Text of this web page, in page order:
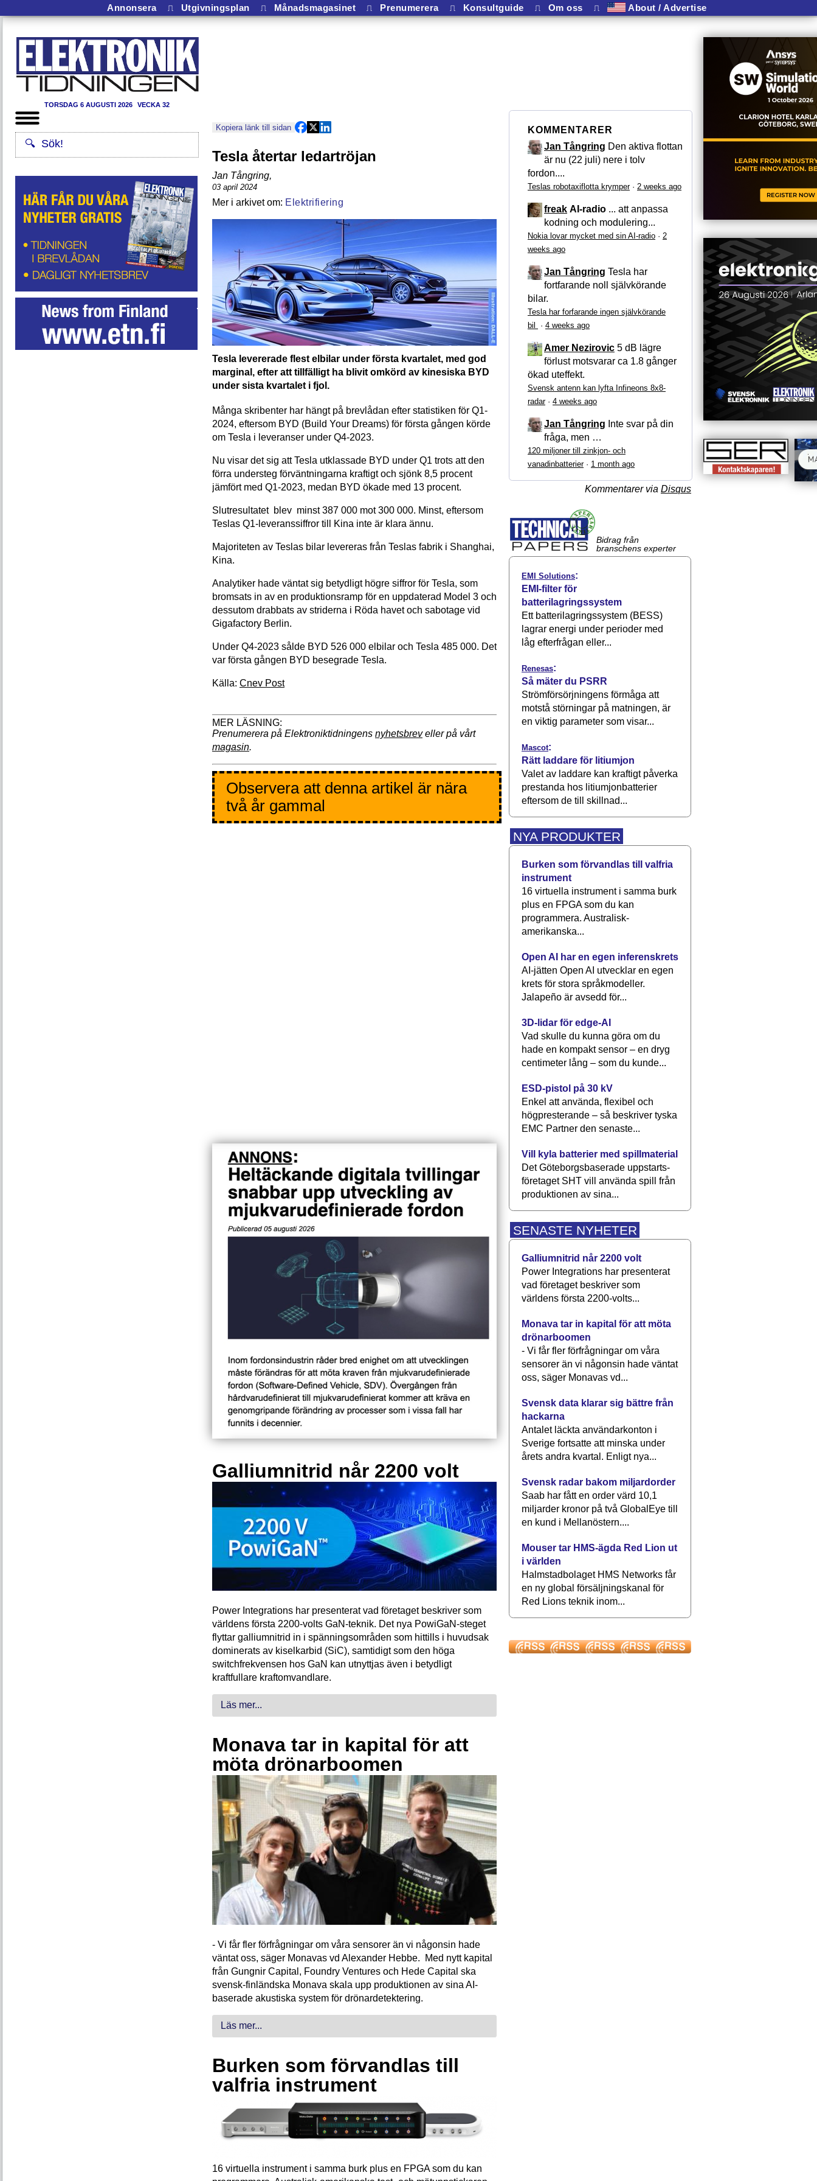
Annonsera ⎍ Utgivningsplan ⎍ Månadsmagasinet ⎍ Prenumerera ⎍ Konsultguide ⎍ Om oss ⎍ About / Advertise
TORSDAG 6 AUGUSTI 2026 VECKA 32
Kopiera länk till sidan
Tesla återtar ledartröjan
Jan Tångring,
03 april 2024
Elektrifiering
Tesla levererade flest elbilar under första kvartalet, med god
marginal, efter att tillfälligt ha blivit omkörd av kinesiska BYD
under sista kvartalet i fjol.
Många skribenter har hängt på brevlådan efter statistiken för Q1-
2024, eftersom BYD (Build Your Dreams) för första gången körde
om Tesla i leveranser under Q4-2023.
Nu visar det sig att Tesla utklassade BYD under Q1 trots att den
förra understeg förväntningarna kraftigt och sjönk 8,5 procent
jämfört med Q1-2023, medan BYD ökade med 13 procent.
Slutresultatet blev minst 387 000 mot 300 000. Minst, eftersom
Teslas Q1-leveranssiffror till Kina inte är klara ännu.
Majoriteten av Teslas bilar levereras från Teslas fabrik i Shanghai,
Kina.
Analytiker hade väntat sig betydligt högre siffror för Tesla, som
bromsats in av en produktionsramp för en uppdaterad Model 3 och
dessutom drabbats av striderna i Röda havet och sabotage vid
Gigafactory Berlin.
Under Q4-2023 sålde BYD 526 000 elbilar och Tesla 485 000. Det
var första gången BYD besegrade Tesla.
Källa: Cnev Post
Prenumerera på Elektroniktidningens nyhetsbreveller på vårt
magasin.
Observera att denna artikel är nära
två år gammal
Galliumnitrid når 2200 volt
Power Integrations har presenterat vad företaget beskriver som
världens första 2200-volts GaN-teknik. Det nya PowiGaN-steget
flyttar galliumnitrid in i spänningsområden som hittills i huvudsak
dominerats av kiselkarbid (SiC), samtidigt som den höga
switchfrekvensen hos GaN kan utnyttjas även i betydligt
kraftfullare kraftomvandlare.
Läs mer...
Monava tar in kapital för att
möta drönarboomen
- Vi får fler förfrågningar om våra sensorer än vi någonsin hade
väntat oss, säger Monavas vd Alexander Hebbe. Med nytt kapital
från Gungnir Capital, Foundry Ventures och Hede Capital ska
svensk-finländska Monava skala upp produktionen av sina AI-
baserade akustiska system för drönardetektering.
Läs mer...
Burken som förvandlas till
valfria instrument
16 virtuella instrument i samma burk plus en FPGA som du kan
KOMMENTARER
Jan Tångring Den aktiva flottan
är nu (22 juli) nere i tolv
fordon....
Teslas robotaxiflotta krymper· 2 weeks ago
freak AI-radio ... att anpassa
kodning och modulering...
Nokia lovar mycket med sin AI-radio · 2
weeks ago
Jan Tångring Tesla har
fortfarande noll självkörande
bilar.
Tesla har forfarande ingen självkörande
bil
· 4 weeks ago
Amer Nezirovic 5 dB lägre
förlust motsvarar ca 1.8 gånger
ökad uteffekt.
Svensk antenn kan lyfta Infineons 8x8-
radar· 4 weeks ago
Jan Tångring Inte svar på din
fråga, men …
120 miljoner till zinkjon- och
vanadinbatterier· 1 month ago
Kommentarer via Disqus
Bidrag från
branschens experter
EMI Solutions:
EMI-filter för
batterilagringssystem
Ett batterilagringssystem (BESS)
lagrar energi under perioder med
låg efterfrågan eller...
Renesas:
Så mäter du PSRR
Strömförsörjningens förmåga att
motstå störningar på matningen, är
en viktig parameter som visar...
Mascot:
Rätt laddare för litiumjon
Valet av laddare kan kraftigt påverka
prestanda hos litiumjonbatterier
eftersom de till skillnad...
NYA PRODUKTER
Burken som förvandlas till valfria
instrument
16 virtuella instrument i samma burk
plus en FPGA som du kan
programmera. Australisk-
amerikanska...
Open AI har en egen inferenskrets
AI-jätten Open AI utvecklar en egen
krets för stora språkmodeller.
Jalapeño är avsedd för...
3D-lidar för edge-AI
Vad skulle du kunna göra om du
hade en kompakt sensor – en dryg
centimeter lång – som du kunde...
ESD-pistol på 30 kV
Enkel att använda, flexibel och
högpresterande – så beskriver tyska
EMC Partner den senaste...
Vill kyla batterier med spillmaterial
Det Göteborgsbaserade upp­starts­
företaget SHT vill använda spill från
produktionen av sina...
SENASTE NYHETER
Galliumnitrid når 2200 volt
Power Integrations har presenterat
vad företaget beskriver som
världens första 2200-volts...
Monava tar in kapital för att möta
drönarboomen
- Vi får fler förfrågningar om våra
sensorer än vi någonsin hade väntat
oss, säger Monavas vd...
Svensk data klarar sig bättre från
hackarna
Antalet läckta användarkonton i
Sverige fortsatte att minska under
årets andra kvartal. Enligt nya...
Svensk radar bakom miljardorder
Saab har fått en order värd 10,1
miljarder kronor på två GlobalEye till
en kund i Mellanöstern....
Mouser tar HMS-ägda Red Lion ut
i världen
Halmstadbolaget HMS Networks får
en ny global försäljningskanal för
Red Lions teknik inom...